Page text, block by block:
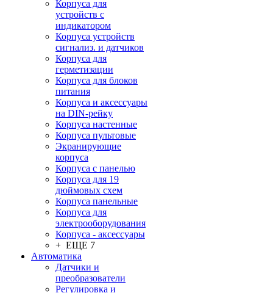
Корпуса для
устройств с
индикатором
Корпуса устройств
сигнализ. и датчиков
Корпуса для
герметизации
Корпуса для блоков
питания
Корпуса и аксессуары
на DIN-рейку
Корпуса настенные
Корпуса пультовые
Экранирующие
корпуса
Корпуса с панелью
Корпуса для 19
дюймовых схем
Корпуса панельные
Корпуса для
электрооборудования
Корпуса - аксессуары
+ ЕЩЕ 7
Автоматика
Датчики и
преобразователи
Регулировка и